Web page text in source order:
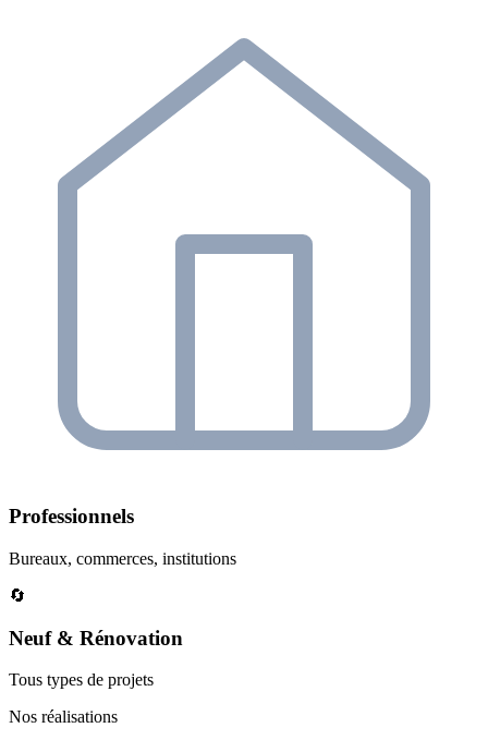
Professionnels
Bureaux, commerces, institutions
🔄
Neuf & Rénovation
Tous types de projets
Nos réalisations